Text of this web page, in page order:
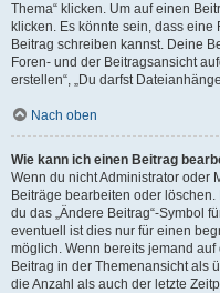
Thema“ klicken. Um auf einen
klicken. Es könnte sein, dass
Beitrag schreiben kannst. Deine
Foren- und der Beitragsansicht
erstellen“, „Du darfst
Nach oben
Wie kann ich einen Beitrag
Wenn du nicht Administrator oder
Beiträge bearbeiten oder
du das „Ändere Beitrag“-Symbol
eventuell ist dies nur für einen
möglich. Wenn bereits jemand
Beitrag in der Themenansicht als
die Anzahl als auch der letzte